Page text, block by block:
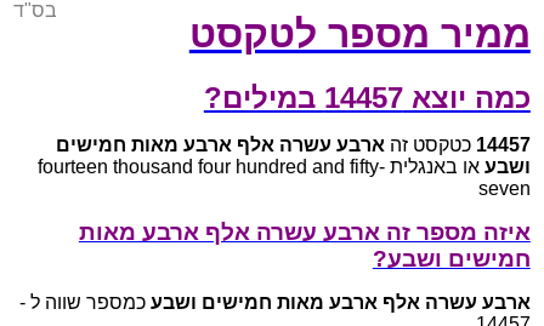
ממיר מספר לטקסט
בס"ד
כמה יוצא 14457 במילים?
14457 כטקסט זה ארבע עשרה אלף ארבע מאות חמישים
ושבע
או באנגלית fourteen thousand four hundred and fifty-
seven
איזה מספר זה ארבע עשרה אלף ארבע מאות
חמישים ושבע?
ארבע עשרה אלף ארבע מאות חמישים ושבע כמספר שווה ל -